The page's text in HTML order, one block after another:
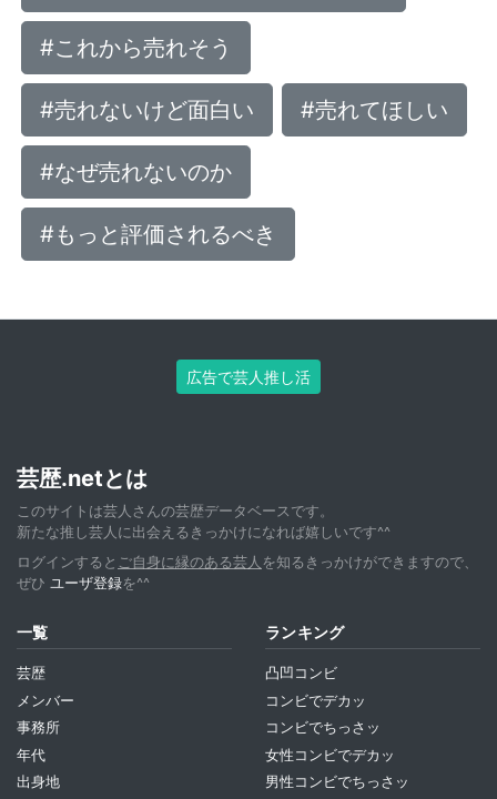
#これから売れそう
#売れないけど面白い #売れてほしい
#なぜ売れないのか
#もっと評価されるべき
広告で芸人推し活
芸歴.netとは
このサイトは芸人さんの芸歴データベースです。
新たな推し芸人に出会えるきっかけになれば嬉しいです^^
ログインすると ご自身に縁のある芸人 を知るきっかけができますので、
ぜひ ユーザ登録を^^
一覧
芸歴
メンバー
事務所
年代
出身地
ランキング
凸凹コンビ
コンビでデカッ
コンビでちっさッ
女性コンビでデカッ
男性コンビでちっさッ